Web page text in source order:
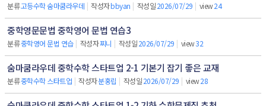
분류고등수학 숨마쿰라우데 | 작성자bbyan | 작성일2026/07/29 | view24
중학영문문법 중학영어 문법 연습3
분류중학영어 문법 연습 | 작성자찌니 | 작성일2026/07/29 | view32
숨마쿰라우데 중학수학 스타트업 2-1 기본기 잡기 좋은 교재
분류중학수학 스타트업 | 작성자분홍립 | 작성일2026/07/29 | view28